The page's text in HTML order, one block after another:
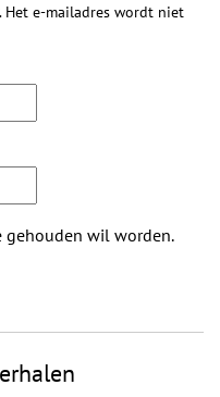
Het e-mailadres wordt niet
gehouden wil worden.